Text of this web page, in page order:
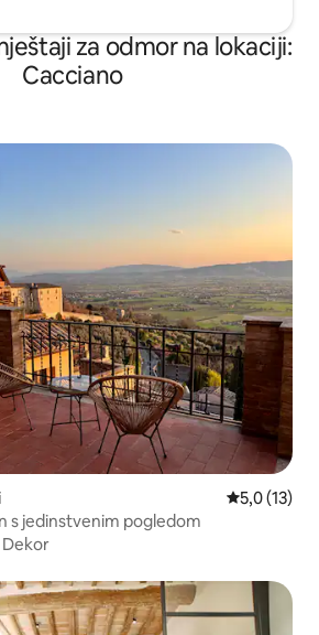
za odmor na lokaciji:
Cacciano
Prosječna
5,0 (13)
s jedinstvenim pogledom
Dekor